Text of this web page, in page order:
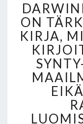
ON
KIRJA,